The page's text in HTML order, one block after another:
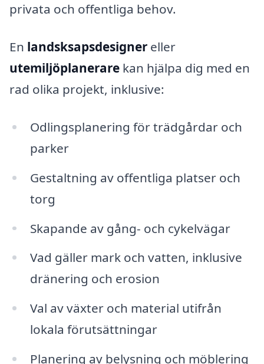
privata och offentliga behov.
En landsksapsdesigner eller
utemiljöplanerare kan hjälpa dig med en
rad olika projekt, inklusive:
Odlingsplanering för trädgårdar och
parker
Gestaltning av offentliga platser och
torg
Skapande av gång- och cykelvägar
Vad gäller mark och vatten, inklusive
dränering och erosion
Val av växter och material utifrån
lokala förutsättningar
Planering av belysning och möblering